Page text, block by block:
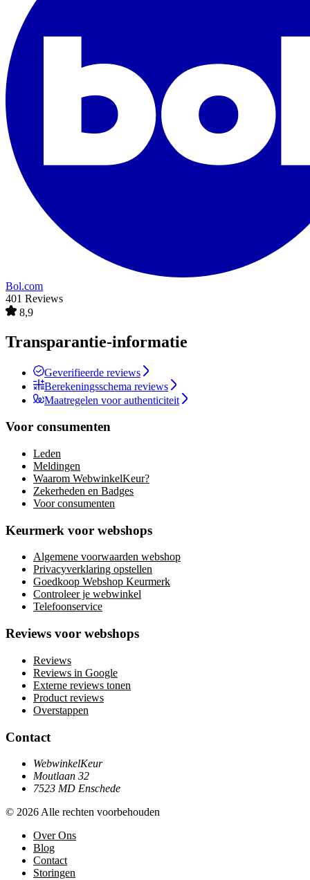
Bol.com
401 Reviews
8,9
Transparantie-informatie
Geverifieerde reviews
Berekeningsschema reviews
Maatregelen voor authenticiteit
Voor consumenten
Leden
Meldingen
Waarom WebwinkelKeur?
Zekerheden en Badges
Voor consumenten
Keurmerk voor webshops
Algemene voorwaarden webshop
Privacyverklaring opstellen
Goedkoop Webshop Keurmerk
Controleer je webwinkel
Telefoonservice
Reviews voor webshops
Reviews
Reviews in Google
Externe reviews tonen
Product reviews
Overstappen
Contact
WebwinkelKeur
Moutlaan 32
7523 MD Enschede
© 2026 Alle rechten voorbehouden
Over Ons
Blog
Contact
Storingen